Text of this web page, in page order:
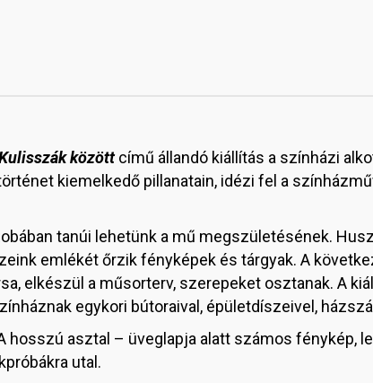
közöttcímű állandó kiállítás a színházi
kiemelkedő pillanatain, idézi fel a
tanúi lehetünk a mű megszületésének.
emlékét őrzik fényképek és tárgyak. A
elkészül a műsorterv, szerepeket osztanak. A
egykori bútoraival, épületdíszeivel,
hosszú asztal – üveglapja alatt számos fénykép,
utal.